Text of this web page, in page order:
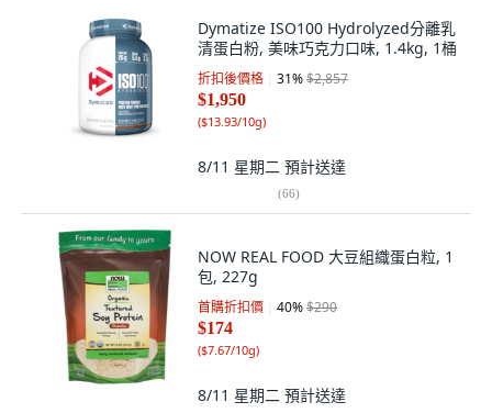
Dymatize ISO100 Hydrolyzed分離乳
清蛋白粉, 美味巧克力口味, 1.4kg, 1桶
折扣後價格 31%$2,857
$1,950
($13.93/10g)
8/11 星期二 預計送達
(66)
NOW REAL FOOD 大豆組織蛋白粒, 1
包, 227g
首購折扣價 40%$290
$174
($7.67/10g)
8/11 星期二 預計送達